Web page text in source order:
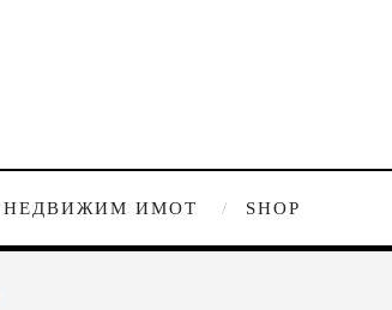
НЕДВИЖИМ ИМОТ SHOP